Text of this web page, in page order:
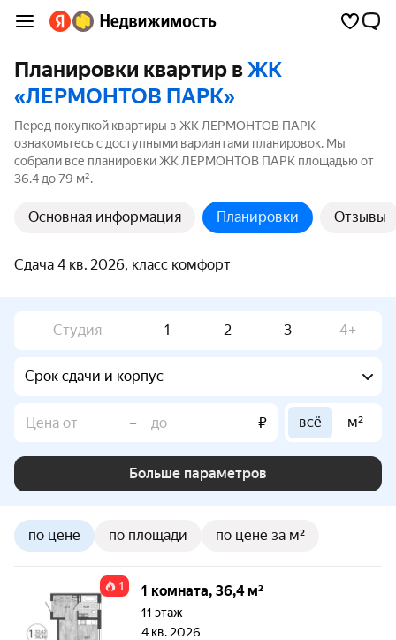
Планировки квартир вЖК
«ЛЕРМОНТОВ ПАРК»
Перед покупкой квартиры в ЖК ЛЕРМОНТОВ ПАРК
ознакомьтесь с доступными вариантами планировок. Мы
собрали все планировки ЖК ЛЕРМОНТОВ ПАРК площадью от
36.4 до 79 м².
Основная информация Планировки Отзывы
Сдача 4 кв. 2026, класс комфорт
Студия 1 2 3 4+
Срок сдачи и корпус
– ₽ всё м²
Больше параметров
по цене по площади по цене за м²
1 1 комната, 36,4 м²
11 этаж
4 кв. 2026